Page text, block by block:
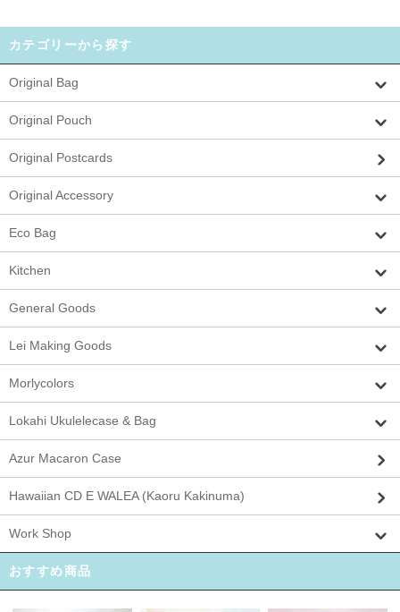
カテゴリーから探す
Original Bag
Original Pouch
Original Postcards
Original Accessory
Eco Bag
Kitchen
General Goods
Lei Making Goods
Morlycolors
Lokahi Ukulelecase & Bag
Azur Macaron Case
Hawaiian CD E WALEA (Kaoru Kakinuma)
Work Shop
おすすめ商品